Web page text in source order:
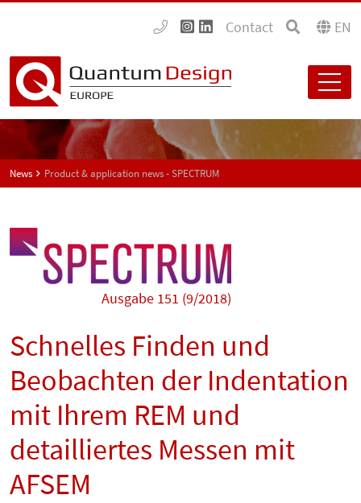
Contact EN
News Product & application news - SPECTRUM
Ausgabe 151 (9/2018)
Schnelles Finden und
Beobachten der Indentation
mit Ihrem REM und
detailliertes Messen mit
AFSEM